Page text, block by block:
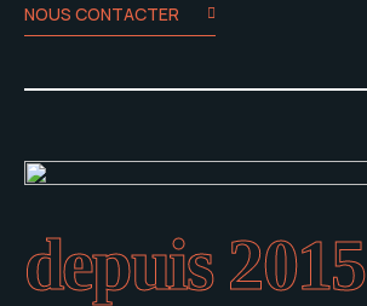
NOUS CONTACTER
depuis 2015